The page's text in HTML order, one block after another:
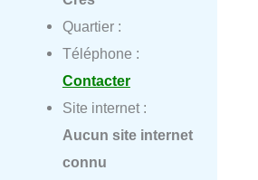
Quartier :
Téléphone :
Contacter
Site internet :
Aucun site internet
connu